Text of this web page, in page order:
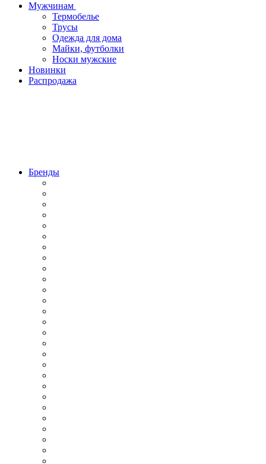
Мужчинам
Термобелье
Трусы
Одежда для дома
Майки, футболки
Носки мужские
Новинки
Распродажа
Бренды